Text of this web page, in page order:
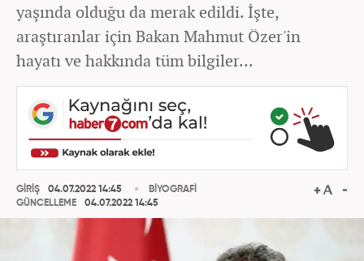
yaşında olduğu da merak edildi. İşte,
araştıranlar için Bakan Mahmut Özer'in
hayatı ve hakkında tüm bilgiler...
GİRİŞ
04.07.2022 14:45
GÜNCELLEME
04.07.2022 14:45
BİYOGRAFİ